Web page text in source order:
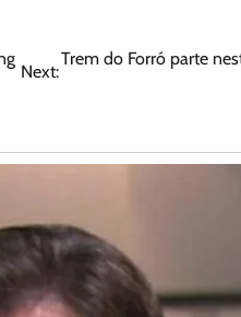
Next:
Trem do Forró parte